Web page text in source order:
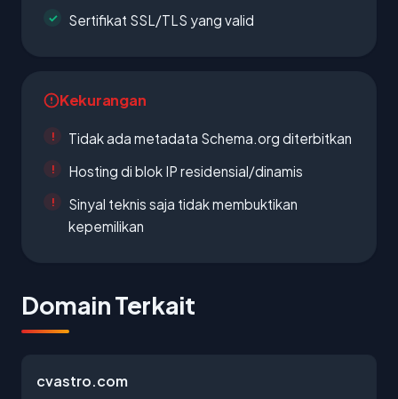
Sertifikat SSL/TLS yang valid
Kekurangan
Tidak ada metadata Schema.org diterbitkan
Hosting di blok IP residensial/dinamis
Sinyal teknis saja tidak membuktikan
kepemilikan
Domain Terkait
cvastro.com